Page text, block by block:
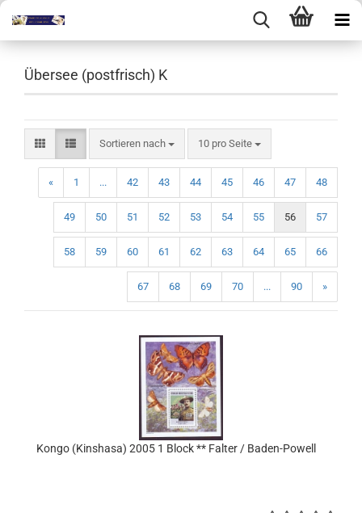
Übersee (postfrisch) K
Sortieren nach
Sortieren nach 10 pro Seite
pro Seite
« 1 ... 42 43 44 45 46 47 48
49 50 51 52 53 54 55 56 57
58 59 60 61 62 63 64 65 66
67 68 69 70 ... 90 »
Kongo (Kinshasa) 2005 1 Block ** Falter / Baden-Powell